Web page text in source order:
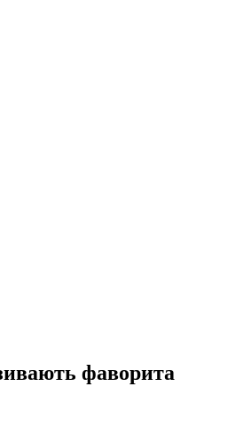
фаворита